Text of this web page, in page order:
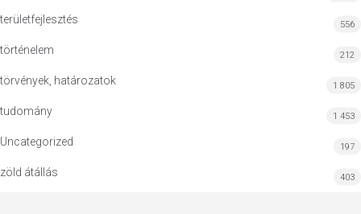
területfejlesztés 556
történelem 212
törvények, határozatok 1 805
tudomány 1 453
Uncategorized 197
zöld átállás 403